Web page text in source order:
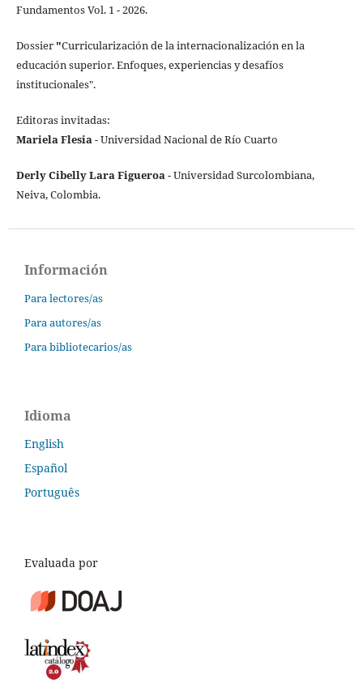
Fundamentos Vol. 1 - 2026.
Dossier"Curricularización de la internacionalización en la
educación superior. Enfoques, experiencias y desafíos
institucionales".
Editoras invitadas:
Mariela Flesia- Universidad Nacional de Río Cuarto
Derly Cibelly Lara Figueroa- Universidad Surcolombiana,
Neiva, Colombia.
Información
Para lectores/as
Para autores/as
Para bibliotecarios/as
Idioma
English
Español
Português
Evaluada por